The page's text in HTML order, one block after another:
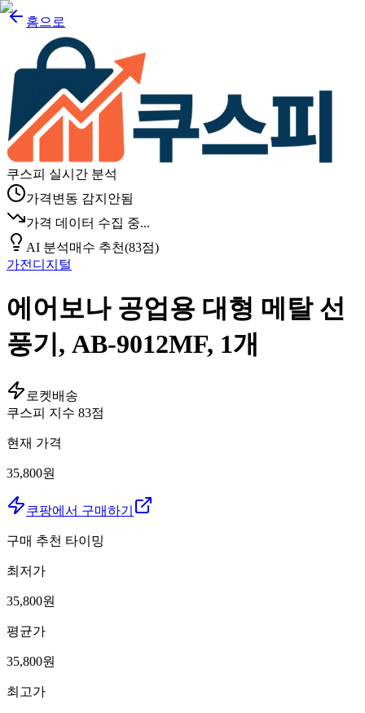
홈으로
쿠스피 실시간 분석
가격변동 감지안됨
가격 데이터 수집 중...
AI 분석매수 추천(83점)
가전디지털
에어보나 공업용 대형 메탈 선
풍기, AB-9012MF, 1개
로켓배송
쿠스피 지수 83점
현재 가격
35,800원
쿠팡에서 구매하기
구매 추천 타이밍
최저가
35,800원
평균가
35,800원
최고가